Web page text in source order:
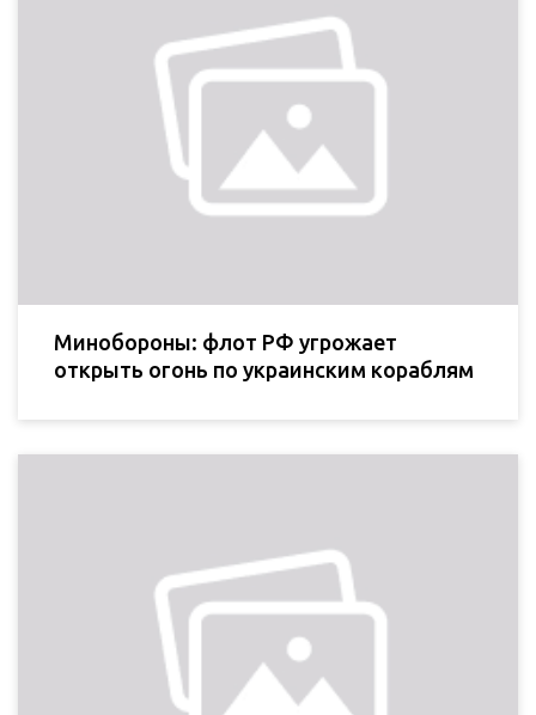
Минобороны: флот РФ угрожает
открыть огонь по украинским кораблям